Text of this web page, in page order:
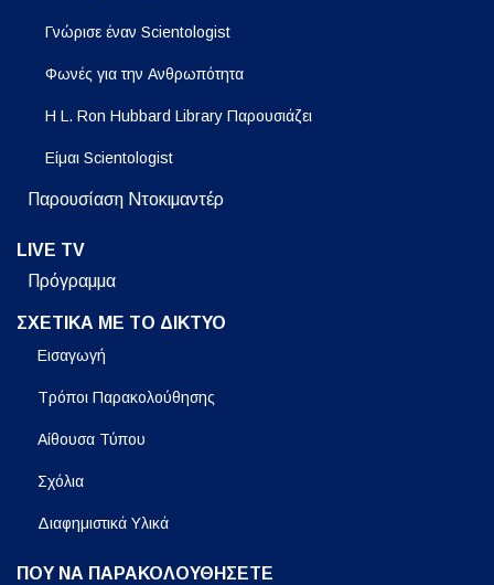
Γνώρισε έναν Scientologist
Φωνές για την Ανθρωπότητα
Η L. Ron Hubbard Library Παρουσιάζει
Είμαι Scientologist
Παρουσίαση Ντοκιμαντέρ
LIVE TV
Πρόγραμμα
ΣΧΕΤΙΚΑ ΜΕ ΤΟ ΔΙΚΤΥΟ
Εισαγωγή
Τρόποι Παρακολούθησης
Αίθουσα Τύπου
Σχόλια
Διαφημιστικά Υλικά
ΠΟΥ ΝΑ ΠΑΡΑΚΟΛΟΥΘΗΣΕΤΕ